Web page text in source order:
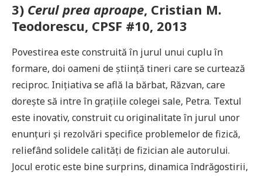
3) Cerul prea aproape, Cristian M.
Teodorescu, CPSF #10, 2013
Povestirea este construită în jurul unui cuplu în
formare, doi oameni de știință tineri care se curtează
reciproc. Inițiativa se află la bărbat, Răzvan, care
dorește să intre în grațiile colegei sale, Petra. Textul
este inovativ, construit cu originalitate în jurul unor
enunțuri și rezolvări specifice problemelor de fizică,
reliefând solidele calități de fizician ale autorului.
Jocul erotic este bine surprins, dinamica îndrăgostirii,